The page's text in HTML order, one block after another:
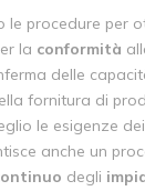
le procedure per
la conformità
delle
fornitura di
le esigenze
anche un
degli